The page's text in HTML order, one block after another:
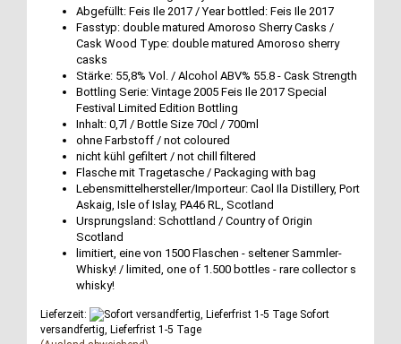
Abgefüllt: Feis Ile 2017 / Year bottled: Feis Ile 2017
Fasstyp: double matured Amoroso Sherry Casks /
Cask Wood Type: double matured Amoroso sherry
casks
Stärke: 55,8% Vol. / Alcohol ABV% 55.8 - Cask Strength
Bottling Serie: Vintage 2005 Feis Ile 2017 Special
Festival Limited Edition Bottling
Inhalt: 0,7l / Bottle Size 70cl / 700ml
ohne Farbstoff / not coloured
nicht kühl gefiltert / not chill filtered
Flasche mit Tragetasche / Packaging with bag
Lebensmittelhersteller/Importeur: Caol Ila Distillery, Port
Askaig, Isle of Islay, PA46 RL, Scotland
Ursprungsland: Schottland / Country of Origin
Scotland
limitiert, eine von 1500 Flaschen - seltener Sammler-
Whisky! / limited, one of 1.500 bottles - rare collector s
whisky!
Lieferzeit:
Sofort
versandfertig, Lieferfrist 1-5 Tage